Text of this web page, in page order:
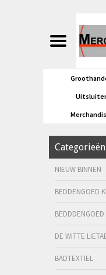
Categorieën
NIEUW BINNEN
BEDDENGOED
BEDDDENGOED
DE WITTE
BADTEXTIEL